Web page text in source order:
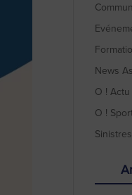
News
O !
O !